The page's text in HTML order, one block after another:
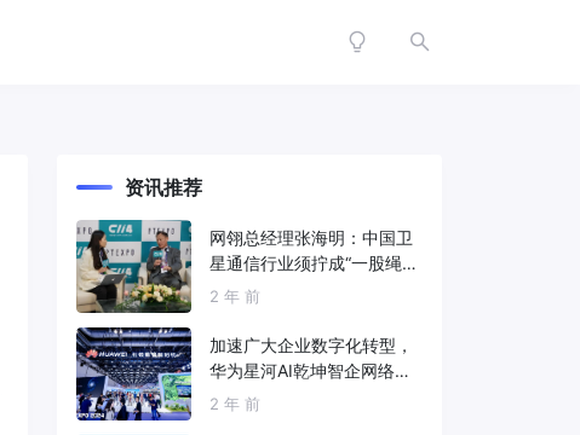
资讯推荐
网翎总经理张海明：中国卫
星通信行业须拧成“一股绳”
共同打造垂直产业链
2 年 前
加速广大企业数字化转型，
华为星河AI乾坤智企网络解
决方案亮相2024中国国际信
2 年 前